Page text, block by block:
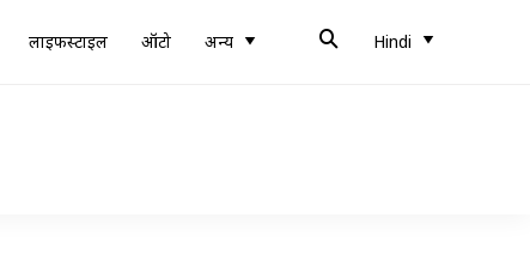
लाइफस्टाइल ऑटो अन्य Hindi